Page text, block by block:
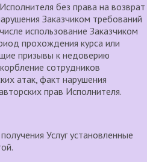
без права на возврат
Заказчиком требований
использование Заказчиком
прохождения курса или
призывы к недоверию
сотрудников
атак, факт нарушения
прав Исполнителя.
Услуг установленные